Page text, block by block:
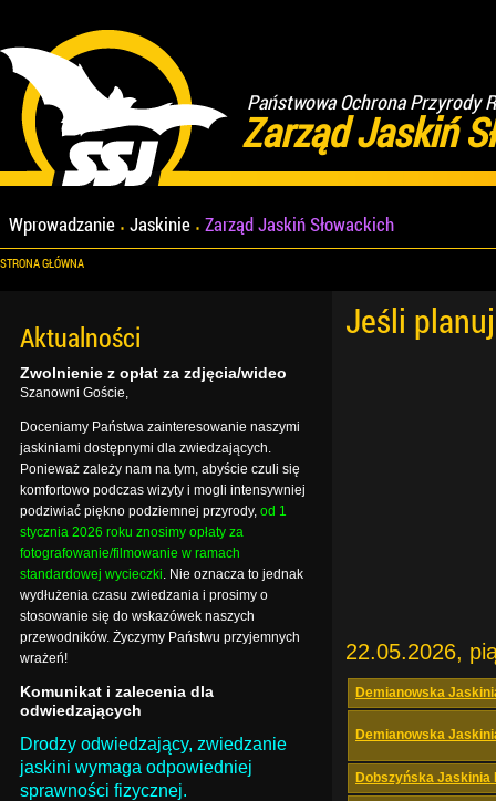
Państwowa Ochrona Przyrody
Zarząd Jaskiń
Wprowadzanie Jaskinie Zarząd Jaskiń Słowackich
STRONA GŁÓWNA
Jeśli
22.05.2026,
Demianowska
Demianowska
Dobszyńska Jaskinia
Aktualności
Zwolnienie z opłat za zdjęcia/wideo
Szanowni Goście,
Doceniamy Państwa zainteresowanie naszymi
jaskiniami dostępnymi dla zwiedzających.
Ponieważ zależy nam na tym, abyście czuli się
komfortowo podczas wizyty i mogli intensywniej
podziwiać piękno podziemnej przyrody, od 1
stycznia 2026 roku znosimy opłaty za
fotografowanie/filmowanie w ramach
standardowej wycieczki. Nie oznacza to jednak
wydłużenia czasu zwiedzania i prosimy o
stosowanie się do wskazówek naszych
przewodników. Życzymy Państwu przyjemnych
wrażeń!
Komunikat i zalecenia dla
odwiedzających
Drodzy odwiedzający, zwiedzanie
jaskini wymaga odpowiedniej
sprawności fizycznej.